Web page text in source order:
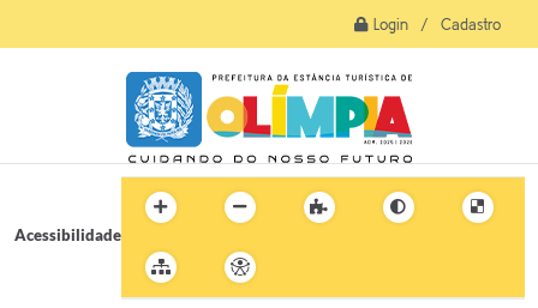
Login / Cadastro
Acessibilidade